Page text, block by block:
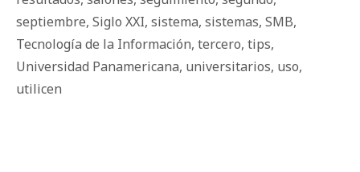
septiembre, Siglo XXI, sistema, sistemas, SMB,
Tecnología de la Información, tercero, tips,
Universidad Panamericana, universitarios, uso,
utilicen